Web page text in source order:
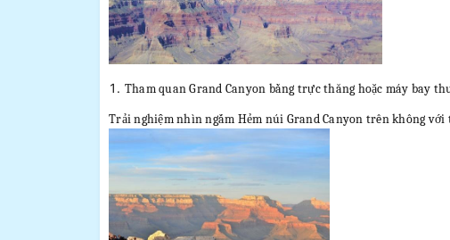
Tham quan Grand Canyon bằng trực thăng hoặc máy bay
Trải nghiệm nhìn ngắm Hẻm núi Grand Canyon trên không